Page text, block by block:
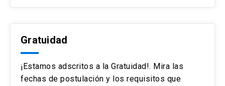
Gratuidad
¡Estamos adscritos a la Gratuidad!. Mira las
fechas de postulación y los requisitos que